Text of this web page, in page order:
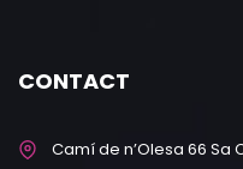
CONTACT
Camí de n’Olesa 66